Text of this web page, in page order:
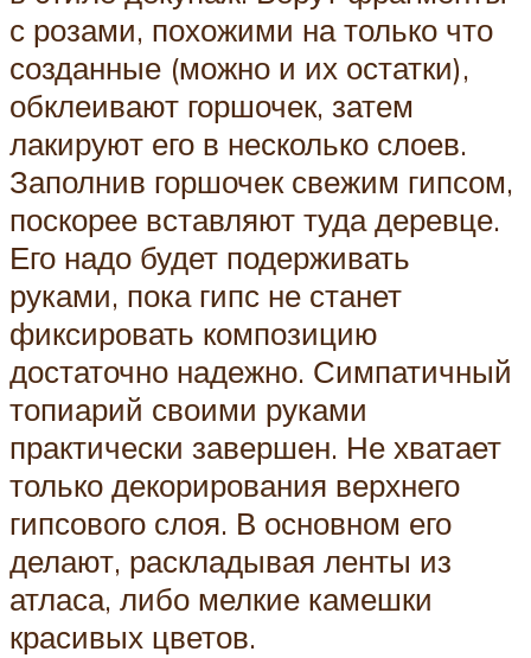
с розами, похожими на только что
созданные (можно и их остатки),
обклеивают горшочек, затем
лакируют его в несколько слоев.
Заполнив горшочек свежим гипсом,
поскорее вставляют туда деревце.
Его надо будет подерживать
руками, пока гипс не станет
фиксировать композицию
достаточно надежно. Симпатичный
топиарий своими руками
практически завершен. Не хватает
только декорирования верхнего
гипсового слоя. В основном его
делают, раскладывая ленты из
атласа, либо мелкие камешки
красивых цветов.